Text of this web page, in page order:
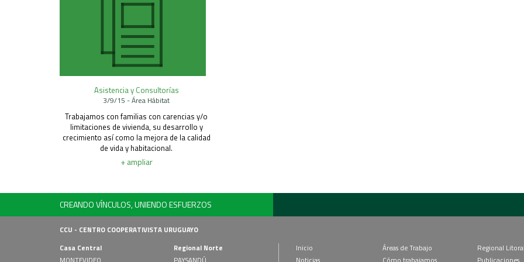
Asistencia y Consultorías
3/9/15 - Área Hábitat
Trabajamos con familias con carencias y/o
limitaciones de vivienda, su desarrollo y
crecimiento así como la mejora de la calidad
de vida y habitacional.
+ ampliar
CREANDO VÍNCULOS, UNIENDO ESFUERZOS
CCU - CENTRO COOPERATIVISTA URUGUAYO
Casa Central
MONTEVIDEO
Regional Norte
PAYSANDÚ
Inicio
Noticias
Áreas de Trabajo
Cómo trabajamos
Regional Litoral
Publicaciones